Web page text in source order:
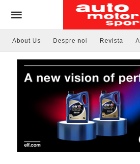
About Us Despre noi Revista